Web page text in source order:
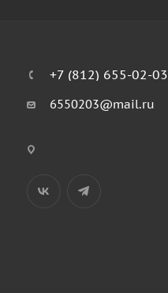
+7 (812) 655-02-03
6550203@mail.ru